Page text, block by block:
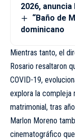
2026, anuncia
“Baño de
dominicano
Mientras tanto, el
Rosario resaltaron
COVID-19,
explora la compleja
matrimonial, tras
Marlon Moreno
cinematográfico